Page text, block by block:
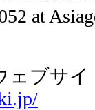
at
ブサイ